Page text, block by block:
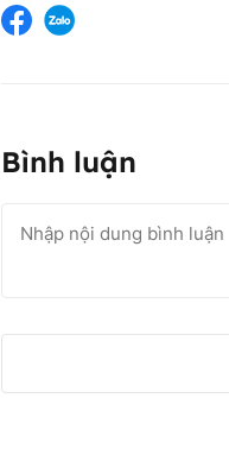
Bình luận